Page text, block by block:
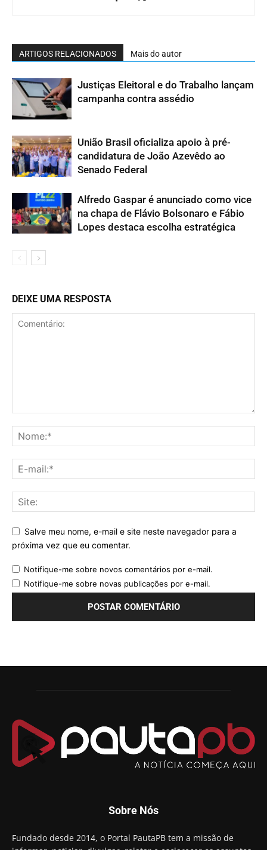
ARTIGOS RELACIONADOS Mais do autor
Justiças Eleitoral e do Trabalho lançam
campanha contra assédio
União Brasil oficializa apoio à pré-
candidatura de João Azevêdo ao
Senado Federal
Alfredo Gaspar é anunciado como vice
na chapa de Flávio Bolsonaro e Fábio
Lopes destaca escolha estratégica
DEIXE UMA RESPOSTA
Salve meu nome, e-mail e site neste navegador para a
próxima vez que eu comentar.
Notifique-me sobre novos comentários por e-mail.
Notifique-me sobre novas publicações por e-mail.
Sobre Nós
Fundado desde 2014, o Portal PautaPB tem a missão de